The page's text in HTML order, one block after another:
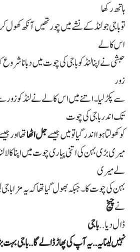
ہاتھ رکھا
تو باجی جو لنڈ کے نشے میں چور تھیں آنکھ
اس کالے
حبشی نے اپنا لنڈ کو باجی کی چوت میں دبانا شروع
زور
سے پکڑ لیا۔ اتنے میں اس کالے نے لنڈ کو زور سے
تک اندر باجی کی چوت
کو کھولتا ہوا اندر گیا تو میں جیسےجل اٹھاتھا اور
میری بڑی بہن کی اتنی پیاری چوت میں اپنا
لے میری
بہن کی چوت کا۔ جبکہ بھول گیا تھا کہ یہ مزا
نےچیخ
ڈال دیا..باجی
نہیں لینا یہ… یہ آپ کی پھاڑ ڈالے گا… باجی